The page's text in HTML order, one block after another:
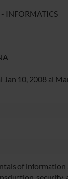
INFORMATICS
Jan 10, 2008 al
of
security,